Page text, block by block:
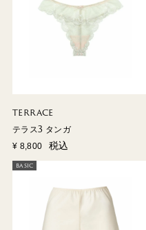
TERRACE
テラス3 タンガ
¥ 8,800 税込
BASIC